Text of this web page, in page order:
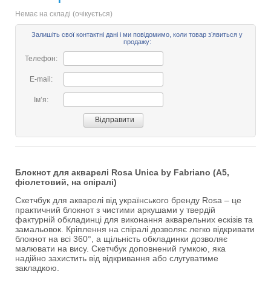
Немає на складі (очікується)
Залишіть свої контактні дані і ми повідомимо, коли товар зʼявиться у
продажу:
Телефон:
E-mail:
Імʼя:
Блокнот для акварелі Rosa Unica by Fabriano (A5,
фіолетовий, на спіралі)
Скетчбук для акварелі від українського бренду Rosa – це
практичний блокнот з чистими аркушами у твердій
фактурній обкладинці для виконання акварельних ескізів та
замальовок. Кріплення на спіралі дозволяє легко відкривати
блокнот на всі 360°, а щільність обкладинки дозволяє
малювати на вису. Скетчбук доповнений гумкою, яка
надійно захистить від відкривання або слугуватиме
закладкою.